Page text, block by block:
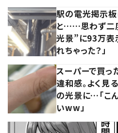
駅の電光掲示
と……思わず二
光景”に93万表示
れちゃった？」
スーパーで買っ
違和感。よく見
の光景に…「こん
いww」